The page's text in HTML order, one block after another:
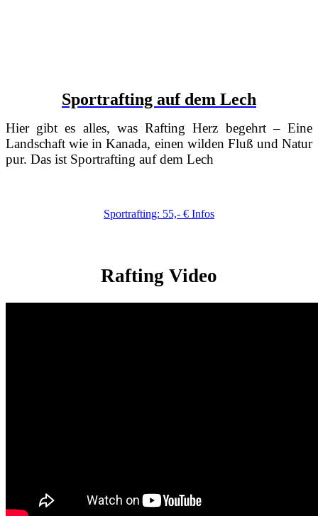
Sportrafting auf dem Lech
Hier gibt es alles, was Rafting Herz begehrt – Eine
Landschaft wie in Kanada, einen wilden Fluß und Natur
pur. Das ist Sportrafting auf dem Lech
Sportrafting: 55,- € Infos
Rafting Video